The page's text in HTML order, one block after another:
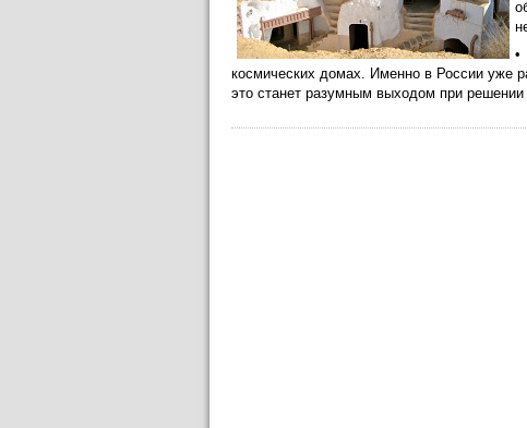
•
космических домах. Именно в России уже
это станет разумным выходом при